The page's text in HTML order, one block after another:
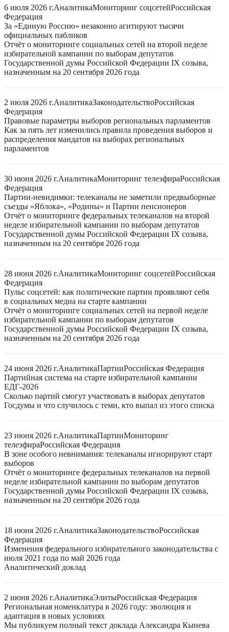
6 июля 2026 г.АналитикаМониторинг соцсетейРоссийская
Федерация
За «Единую Россию» незаконно агитируют тысячи
официальных пабликов
Отчёт о мониторинге социальных сетей на второй неделе
избирательной кампании по выборам депутатов
Государственной думы Российской Федерации IX созыва,
назначенным на 20 сентября 2026 года
2 июля 2026 г.АналитикаЗаконодательствоРоссийская
Федерация
Правовые параметры выборов региональных парламентов
Как за пять лет изменились правила проведения выборов и
распределения мандатов на выборах региональных
парламентов
30 июня 2026 г.АналитикаМониторинг телеэфираРоссийская
Федерация
Партии-невидимки: телеканалы не заметили предвыборные
съезды «Яблока», «Родины» и Партии пенсионеров
Отчёт о мониторинге федеральных телеканалов на второй
неделе избирательной кампании по выборам депутатов
Государственной думы Российской Федерации IX созыва,
назначенным на 20 сентября 2026 года
28 июня 2026 г.АналитикаМониторинг соцсетейРоссийская
Федерация
Пульс соцсетей: как политические партии проявляют себя
в социальных медиа на старте кампании
Отчёт о мониторинге социальных сетей на первой неделе
избирательной кампании по выборам депутатов
Государственной думы Российской Федерации IX созыва,
назначенным на 20 сентября 2026 года
24 июня 2026 г.АналитикаПартииРоссийская Федерация
Партийная система на старте избирательной кампании
ЕДГ-2026
Сколько партий смогут участвовать в выборах депутатов
Госдумы и что случилось с теми, кто выпал из этого списка
23 июня 2026 г.АналитикаПартииМониторинг
телеэфираРоссийская Федерация
В зоне особого невнимания: телеканалы игнорируют старт
выборов
Отчёт о мониторинге федеральных телеканалов на первой
неделе избирательной кампании по выборам депутатов
Государственной думы Российской Федерации IX созыва,
назначенным на 20 сентября 2026 года
18 июня 2026 г.АналитикаЗаконодательствоРоссийская
Федерация
Изменения федерального избирательного законодательства с
июля 2021 года по май 2026 года
Аналитический доклад
2 июня 2026 г.АналитикаЭлитыРоссийская Федерация
Региональная номенклатура в 2026 году: эволюция и
адаптация в новых условиях
Мы публикуем полный текст доклада Александра Кынева